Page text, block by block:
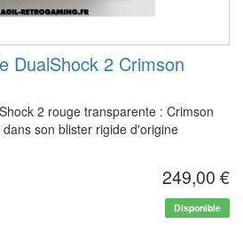
DualShock 2 Crimson
2 rouge transparente : Crimson
son blister rigide d'origine
249,00 €
Disponible